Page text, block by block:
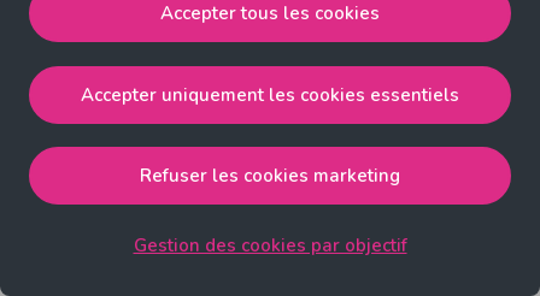
Notre politique de cookies
Accepter tous les cookies
strictement nécessaires, performance, fonctionnalité et
publicité ciblée.
Accepter uniquement les cookies essentielsaccepte
les cookies strictement nécessaires.
Accepter tous les cookies
Accepter uniquement les cookies essentiels
Refuser les cookies marketing
Gestion des cookies par objectif